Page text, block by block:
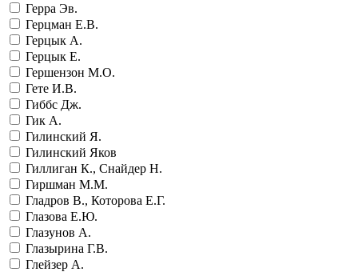
Герра Эв.
Герцман Е.В.
Герцык А.
Герцык Е.
Гершензон М.О.
Гете И.В.
Гиббс Дж.
Гик А.
Гилинский Я.
Гилинский Яков
Гиллиган К., Снайдер Н.
Гиршман М.М.
Гладров В., Которова Е.Г.
Глазова Е.Ю.
Глазунов А.
Глазырина Г.В.
Глейзер А.